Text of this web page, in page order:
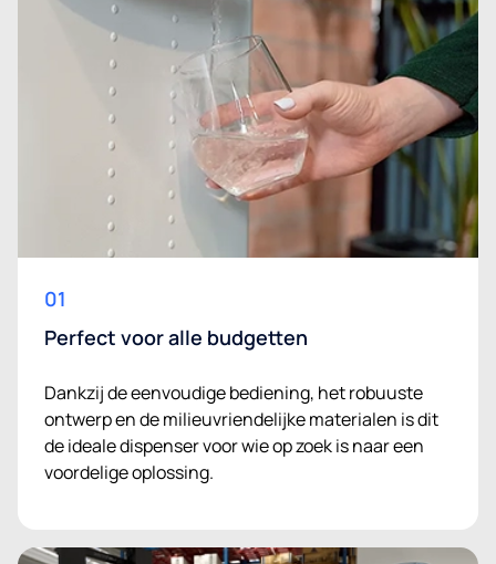
01
Perfect voor alle budgetten
Dankzij de eenvoudige bediening, het robuuste
ontwerp en de milieuvriendelijke materialen is dit
de ideale dispenser voor wie op zoek is naar een
voordelige oplossing.